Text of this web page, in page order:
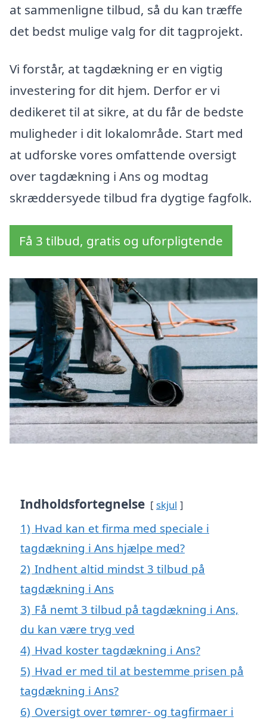
at sammenligne tilbud, så du kan træffe
det bedst mulige valg for dit tagprojekt.
Vi forstår, at tagdækning er en vigtig
investering for dit hjem. Derfor er vi
dedikeret til at sikre, at du får de bedste
muligheder i dit lokalområde. Start med
at udforske vores omfattende oversigt
over tagdækning i Ans og modtag
skræddersyede tilbud fra dygtige fagfolk.
Få 3 tilbud, gratis og uforpligtende
Indholdsfortegnelse skjul
1) Hvad kan et firma med speciale i
tagdækning i Ans hjælpe med?
2) Indhent altid mindst 3 tilbud på
tagdækning i Ans
3) Få nemt 3 tilbud på tagdækning i Ans,
du kan være tryg ved
4) Hvad koster tagdækning i Ans?
5) Hvad er med til at bestemme prisen på
tagdækning i Ans?
6) Oversigt over tømrer- og tagfirmaer i